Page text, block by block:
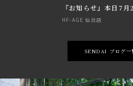
『お知らせ』本日7
HF-AGE 仙台店
SENDAI ブログ一